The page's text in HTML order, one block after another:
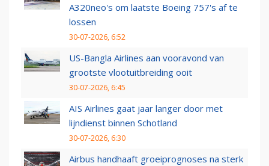
A320neo's om laatste Boeing 757's af te
lossen
30-07-2026, 6:52
US-Bangla Airlines aan vooravond van
grootste vlootuitbreiding ooit
30-07-2026, 6:45
AIS Airlines gaat jaar langer door met
lijndienst binnen Schotland
30-07-2026, 6:30
Airbus handhaaft groeiprognoses na sterk